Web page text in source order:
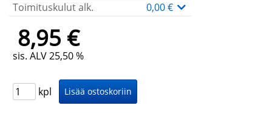
Toimituskulut alk.
0,00 €
8,95 €
sis. ALV 25,50 %
kpl